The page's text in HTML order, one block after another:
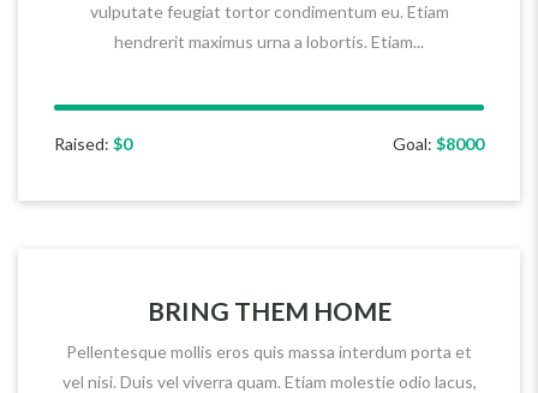
vulputate feugiat tortor condimentum eu. Etiam
hendrerit maximus urna a lobortis. Etiam...
Raised: $0 Goal: $8000
BRING THEM HOME
Pellentesque mollis eros quis massa interdum porta et
vel nisi. Duis vel viverra quam. Etiam molestie odio lacus,